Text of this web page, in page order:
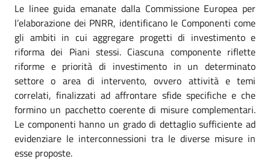
Le linee guida emanate dalla Commissione Europea per
l’elaborazione dei PNRR, identificano le Componenti come
gli ambiti in cui aggregare progetti di investimento e
riforma dei Piani stessi. Ciascuna componente riflette
riforme e priorità di investimento in un determinato
settore o area di intervento, ovvero attività e temi
correlati, finalizzati ad affrontare sfide specifiche e che
formino un pacchetto coerente di misure complementari.
Le componenti hanno un grado di dettaglio sufficiente ad
evidenziare le interconnessioni tra le diverse misure in
esse proposte.